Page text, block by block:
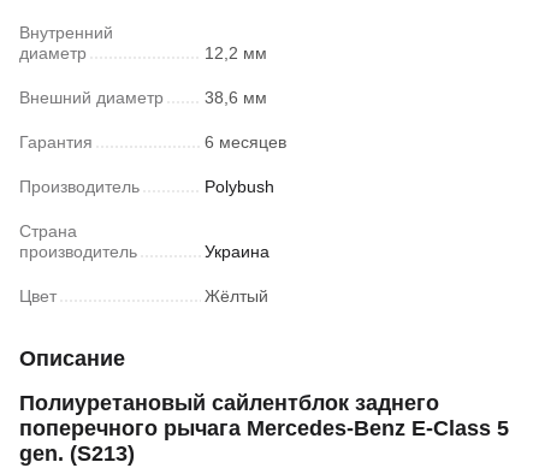
Внутренний
диаметр
12,2 мм
Внешний диаметр 38,6 мм
Гарантия 6 месяцев
Производитель Polybush
Страна
производитель
Украина
Цвет Жёлтый
Описание
Полиуретановый сайлентблок заднего
поперечного рычага Mercedes-Benz E-Class 5
gen. (S213)